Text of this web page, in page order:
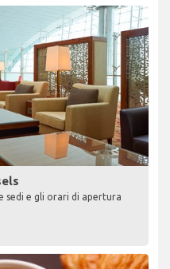
sedi e gli orari di apertura